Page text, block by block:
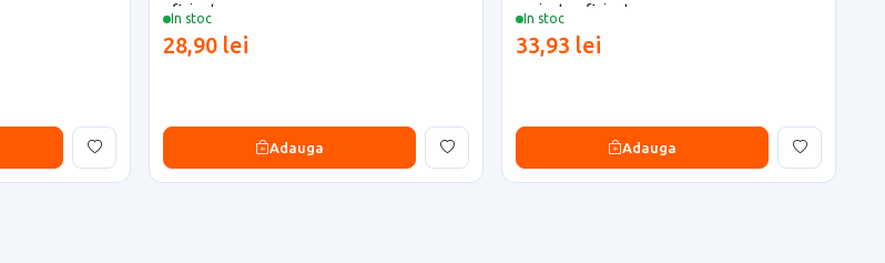
In stoc
eficiente
28,90 lei
Adauga
In stoc
proiecte eficiente
33,93 lei
Adauga